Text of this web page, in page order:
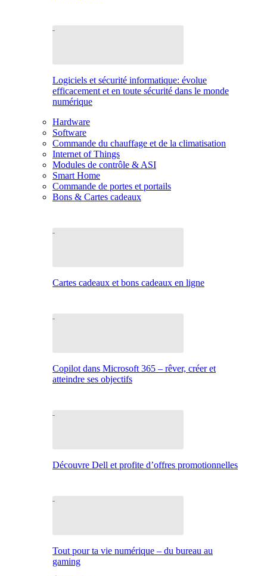
Logiciels et sécurité informatique: évolue
efficacement et en toute sécurité dans le monde
numérique
Hardware
Software
Commande du chauffage et de la climatisation
Internet of Things
Modules de contrôle & ASI
Smart Home
Commande de portes et portails
Bons & Cartes cadeaux
Cartes cadeaux et bons cadeaux en ligne
Copilot dans Microsoft 365 – rêver, créer et
atteindre ses objectifs
Découvre Dell et profite d’offres promotionnelles
Tout pour ta vie numérique – du bureau au
gaming